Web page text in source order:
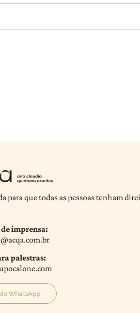
para que todas as pessoas tenham
imprensa:
palestras:
WhatsApp